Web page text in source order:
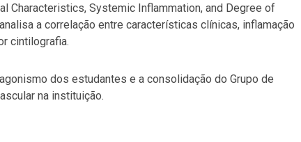
Characteristics, Systemic Inflammation, and Degree of
a correlação entre características clínicas, inflamação
cintilografia.
dos estudantes e a consolidação do Grupo de
na instituição.